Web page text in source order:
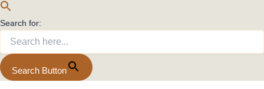
Search for:
Search Button